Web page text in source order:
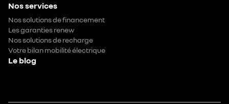
Nos services
Nos solutions de financement
Les garanties renew
Nos solutions de recharge
Votre bilan mobilité électrique
Le blog